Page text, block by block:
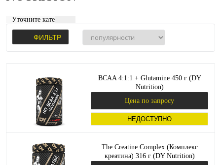
Уточните категорию:
ФИЛЬТР
BCAA 4:1:1 + Glutamine 450 г (DY
Nutrition)
Цена по запросу
НЕДОСТУПНО
The Creatine Complex (Комплекс
креатина) 316 г (DY Nutrition)